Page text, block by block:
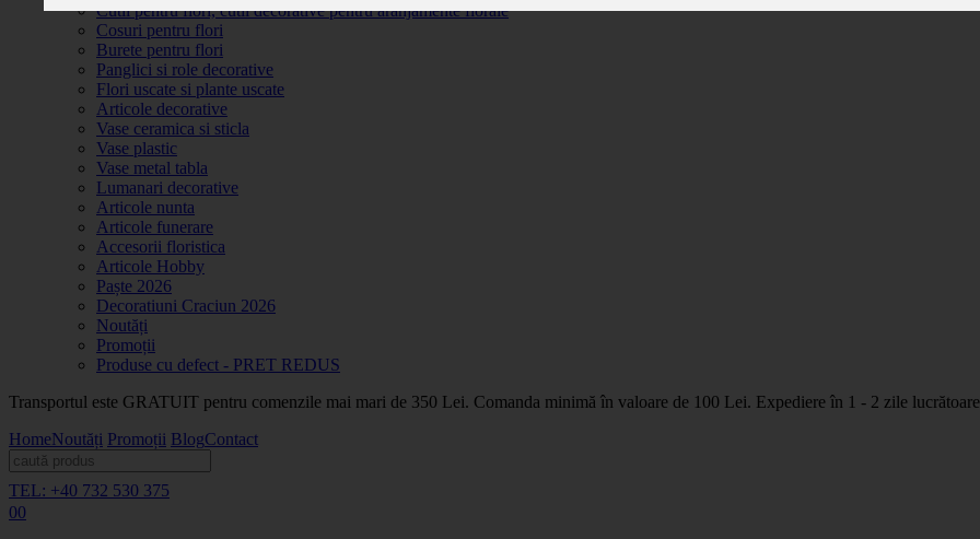
Cutii pentru flori, cutii decorative pentru aranjamente florale
Cosuri pentru flori
Burete pentru flori
Panglici si role decorative
Flori uscate si plante uscate
Articole decorative
Vase ceramica si sticla
Vase plastic
Vase metal tabla
Lumanari decorative
Articole nunta
Articole funerare
Accesorii floristica
Articole Hobby
Paște 2026
Decoratiuni Craciun 2026
Noutăți
Promoții
Produse cu defect - PRET REDUS
Transportul este GRATUIT pentru comenzile mai mari de 350 Lei. Comanda minimă în valoare de 100 Lei. Expediere în 1 - 2 zile
HomeNoutăți Promoții BlogContact
TEL: +40 732 530 375
00